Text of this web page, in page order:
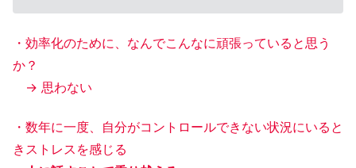
・効率化のために、なんでこんなに頑張っていると思う
か？
→ 思わない
・数年に一度、自分がコントロールできない状況にいると
きストレスを感じる